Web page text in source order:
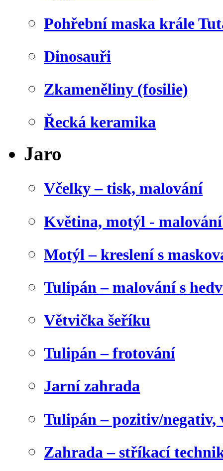
Pohřební maska krále
Dinosauři
Zkameněliny (fosilie)
Řecká keramika
Jaro
Včelky – tisk, malování
Květina, motýl -
Motýl – kreslení s
Tulipán – malování s
Větvička šeříku
Tulipán – frotování
Jarní zahrada
Tulipán – pozitiv/negativ,
Zahrada – stříkací